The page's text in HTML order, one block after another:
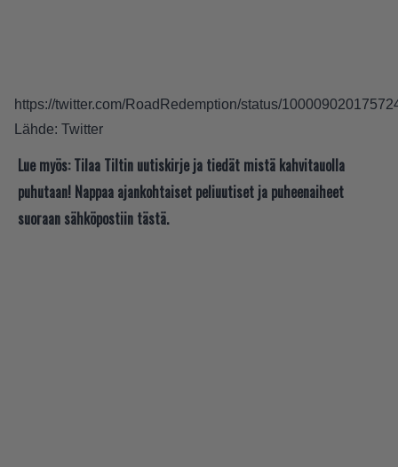
https://twitter.com/RoadRedemption/status/
Lähde: Twitter
Lue myös: Tilaa Tiltin uutiskirje ja tiedät mistä kahvitauolla
puhutaan! Nappaa ajankohtaiset peliuutiset ja puheenaiheet
suoraan sähköpostiin tästä.